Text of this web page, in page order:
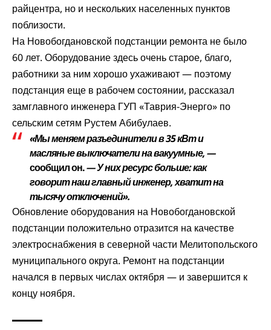
райцентра, но и нескольких населенных пунктов
поблизости.
На Новобогдановской подстанции ремонта не было
60 лет. Оборудование здесь очень старое, благо,
работники за ним хорошо ухаживают — поэтому
подстанция еще в рабочем состоянии, рассказал
замглавного инженера ГУП «Таврия-Энерго» по
сельским сетям Рустем Абибулаев.
«Мы меняем разъединители в 35 кВт и
масляные выключатели на вакуумные, —
сообщил он.— У них ресурс больше: как
говорит наш главный инженер, хватит на
тысячу отключений».
Обновление оборудования на Новобогдановской
подстанции положительно отразится на качестве
электроснабжения в северной части Мелитопольского
муниципального округа. Ремонт на подстанции
начался в первых числах октября — и завершится к
концу ноября.